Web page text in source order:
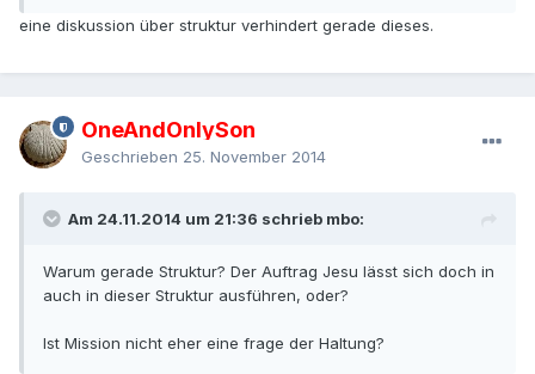
eine diskussion über struktur verhindert gerade dieses.
OneAndOnlySon
Geschrieben 25. November 2014
Am 24.11.2014 um 21:36 schrieb mbo:
Warum gerade Struktur? Der Auftrag Jesu lässt sich doch in
auch in dieser Struktur ausführen, oder?
Ist Mission nicht eher eine frage der Haltung?